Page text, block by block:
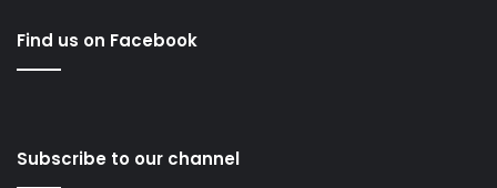
Find us on Facebook
Subscribe to our channel